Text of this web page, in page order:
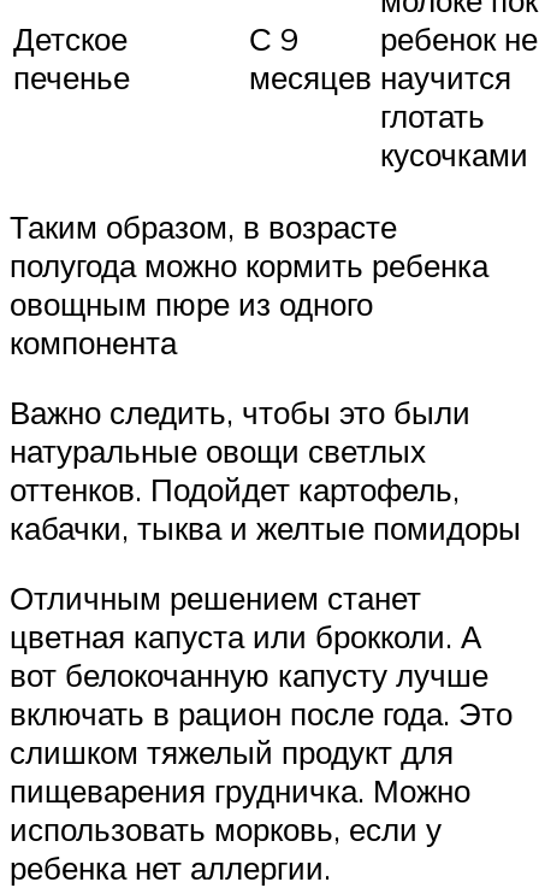
Детское
печенье
С 9
месяцев
ребенок не
научится
глотать
кусочками
Таким образом, в возрасте
полугода можно кормить ребенка
овощным пюре из одного
компонента
Важно следить, чтобы это были
натуральные овощи светлых
оттенков. Подойдет картофель,
кабачки, тыква и желтые помидоры
Отличным решением станет
цветная капуста или брокколи. А
вот белокочанную капусту лучше
включать в рацион после года. Это
слишком тяжелый продукт для
пищеварения грудничка. Можно
использовать морковь, если у
ребенка нет аллергии.